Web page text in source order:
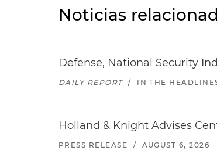
Noticias
Defense, National Security
DAILY REPORT / IN THE
Holland & Knight Advises
PRESS RELEASE / AUGUST 6, 2026